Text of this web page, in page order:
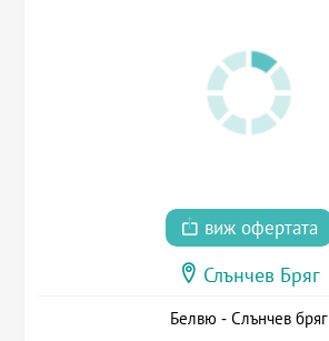
виж офертата
Слънчев Бряг
Белвю - Слънчев бряг